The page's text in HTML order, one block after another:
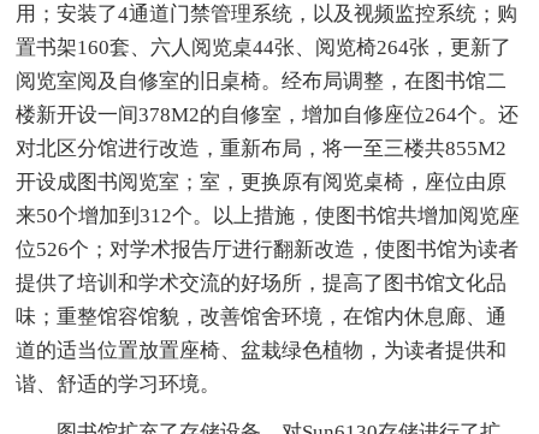
用；安装了4通道门禁管理系统，以及视频监控系统；购
置书架160套、六人阅览桌44张、阅览椅264张，更新了
阅览室阅及自修室的旧桌椅。经布局调整，在图书馆二
楼新开设一间378M2的自修室，增加自修座位264个。还
对北区分馆进行改造，重新布局，将一至三楼共855M2
开设成图书阅览室；室，更换原有阅览桌椅，座位由原
来50个增加到312个。以上措施，使图书馆共增加阅览座
位526个；对学术报告厅进行翻新改造，使图书馆为读者
提供了培训和学术交流的好场所，提高了图书馆文化品
味；重整馆容馆貌，改善馆舍环境，在馆内休息廊、通
道的适当位置放置座椅、盆栽绿色植物，为读者提供和
谐、舒适的学习环境。